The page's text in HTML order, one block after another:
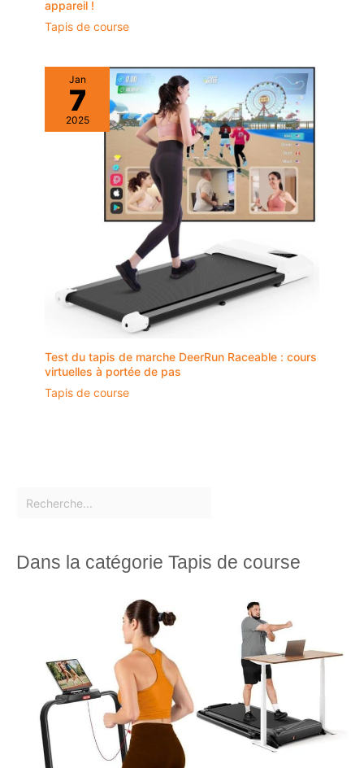
appareil !
Tapis de course
Jan
7
2025
Test du tapis de marche DeerRun Raceable : cours
virtuelles à portée de pas
Tapis de course
Dans la catégorie Tapis de course